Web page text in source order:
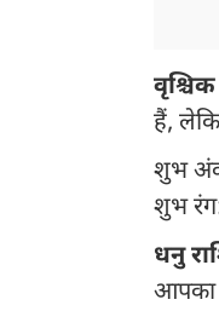
वृश्चिक
हैं,
शुभ
शुभ रंग:
धनु
आपका